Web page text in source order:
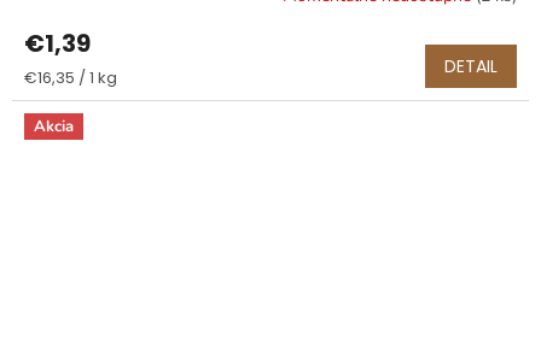
€1,39
Jednotková
cena:
€16,35 / 1 kg DETAIL
Akcia